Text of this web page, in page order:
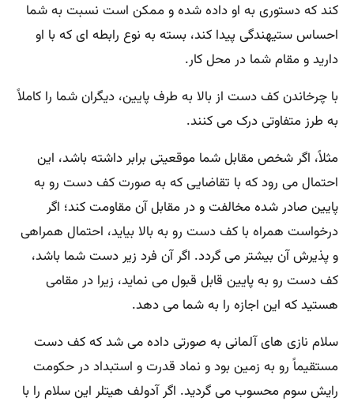
کند که دستوری به او داده شده و ممکن است نسبت به شما
احساس ستیهندگی پیدا کند، بسته به نوع رابطه ای که با او
دارید و مقام شما در محل کار.
با چرخاندن کف دست از بالا به طرف پایین، دیگران شما را کاملاً
به طرز متفاوتی درک می کنند.
مثلاً، اگر شخص مقابل شما موقعیتی برابر داشته باشد، این
احتمال می رود که با تقاضایی که به صورت کف دست رو به
پایین صادر شده مخالفت و در مقابل آن مقاومت کند؛ اگر
درخواست همراه با کف دست رو به بالا بیاید، احتمال همراهی
و پذیرش آن بیشتر می گردد. اگر آن فرد زیر دست شما باشد،
کف دست رو به پایین قابل قبول می نماید، زیرا در مقامی
هستید که این اجازه را به شما می دهد.
سلام نازی های آلمانی به صورتی داده می شد که کف دست
مستقیماً رو به زمین بود و نماد قدرت و استبداد در حکومت
رایش سوم محسوب می گردید. اگر آدولف هیتلر این سلام را با